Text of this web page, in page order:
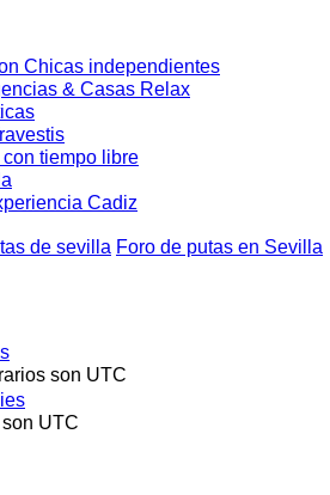
Chicas independientes
& Casas Relax
tiempo libre
Cadiz
de sevilla Foro de putas en Sevilla
son UTC
UTC